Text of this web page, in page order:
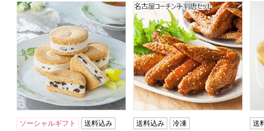
レクラン・ドゥ・ルコルテ レーズンサンドグラン 10個入
ソーシャルギフト
送料込み
名古屋コーチン手羽唐セット
送料込み 冷凍 送